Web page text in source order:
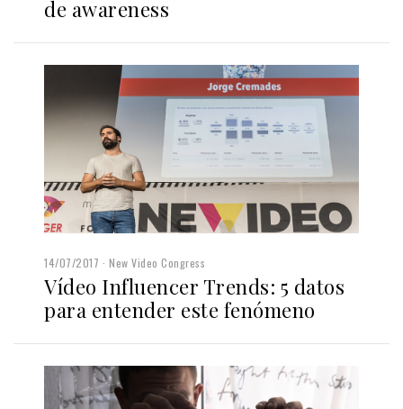
de awareness
14/07/2017 New Video Congress
Vídeo Influencer Trends: 5 datos
para entender este fenómeno